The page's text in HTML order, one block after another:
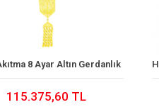
Sepete Ekle
Hint işi Akıtma 22 Ayar Altın Gerdanlık
623.459,70 TL